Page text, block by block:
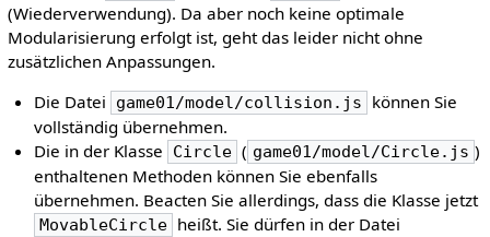
(Wiederverwendung). Da aber noch keine optimale
Modularisierung erfolgt ist, geht das leider nicht ohne
zusätzlichen Anpassungen.
Die Datei
game01/model/collision.js
können Sie
vollständig übernehmen.
Die in der Klasse
Circle ( game01/model/Circle.js )
enthaltenen Methoden können Sie ebenfalls
übernehmen. Beacten Sie allerdings, dass die Klasse jetzt
MovableCircle heißt. Sie dürfen in der Datei